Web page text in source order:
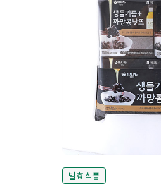
발효 식품